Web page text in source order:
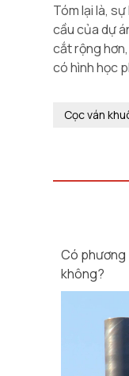
Tóm lại là,
cầu của dự
cắt rộng
có hình học
Cọc ván
Có phương
không?